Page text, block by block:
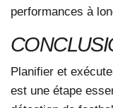
performances à
Planifier et
est une étape